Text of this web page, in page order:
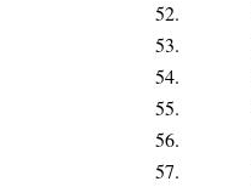
52.
53.
54.
55.
56.
57.